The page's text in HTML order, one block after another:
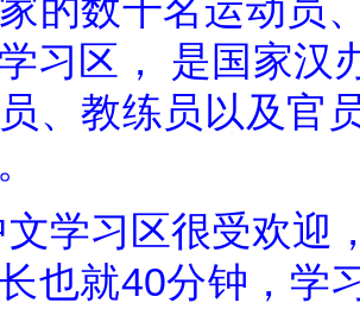
的数千名运动员
习区，
是国家汉
、教练员以及官
文学习区很受欢迎
也就40分钟，学